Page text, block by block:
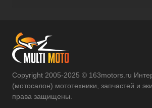
Copyright 2005-2025 © 163motors.ru
(мотосалон) мототехники, запчастей и
права защищены.